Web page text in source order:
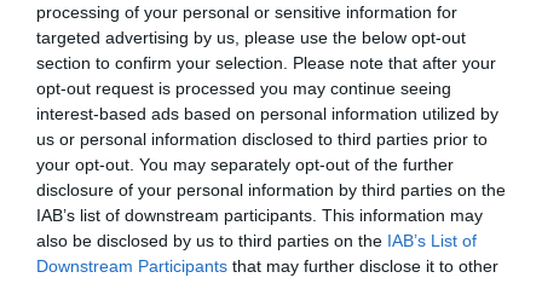
processing of your personal or sensitive information for
targeted advertising by us, please use the below opt-out
section to confirm your selection. Please note that after your
opt-out request is processed you may continue seeing
interest-based ads based on personal information utilized by
us or personal information disclosed to third parties prior to
your opt-out. You may separately opt-out of the further
disclosure of your personal information by third parties on the
IAB’s list of downstream participants. This information may
also be disclosed by us to third parties on the IAB’s List of
Downstream Participants that may further disclose it to other
Στο «Καρφί»: «BIG BANG αριστερά και δεξιά»
Στο «Καρφί»: Δρόμος αντοχής για τη
Δημοκρατική Παράταξη
Στο «Καρφί»: «Πράσινο κύμα αντεπίθεσης»